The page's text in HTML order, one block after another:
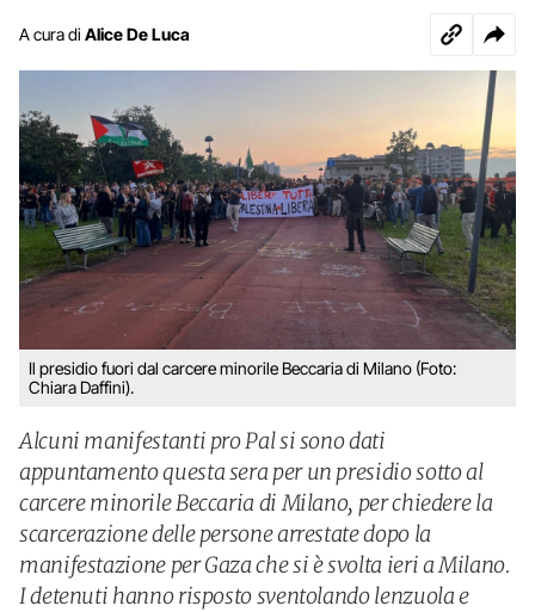
A cura di Alice De Luca
Il presidio fuori dal carcere minorile Beccaria di Milano (Foto:
Chiara Daffini).
Alcuni manifestanti pro Pal si sono dati
appuntamento questa sera per un presidio sotto al
carcere minorile Beccaria di Milano, per chiedere la
scarcerazione delle persone arrestate dopo la
manifestazione per Gaza che si è svolta ieri a Milano.
I detenuti hanno risposto sventolando lenzuola e